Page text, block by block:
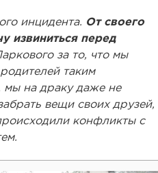
инцидента. От своего
извиниться перед
за то, что мы
таким
на драку даже не
вещи своих друзей,
конфликты с